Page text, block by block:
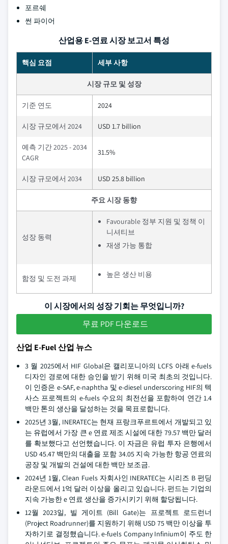
포르쉐
썬 파이어
산업용 E-연료 시장 보고서 특성
핵심 요점 세부 사항
시장 규모 및 성장
기준 연도 2024
시장 규모에서 2024 USD 1.7 billion
예측 기간 2025 - 2034
CAGR
31.5%
시장 규모에서 2034 USD 25.8 billion
주요 시장 동향
성장 동력
Favourable 정부 지원 및 정책 이
니셔티브
재생 가능 통합
함정 및 도전 과제 높은 생산 비용
이 시장에서의 성장 기회는 무엇입니까?
무료 PDF 다운로드
산업 E-Fuel 산업 뉴스
3 월 2025에서 HIF Global은 캘리포니아의 LCFS 아래 e-fuels
디자인 경로에 대한 승인을 받기 위해 미국 최초의 것입니다.
이 인증은 e-SAF, e-naphtha 및 e-diesel underscoring HIF의 텍
사스 프로젝트의 e-fuels 수요의 최전선을 포함하여 연간 1.4
백만 톤의 생산을 달성하는 것을 목표로합니다.
2025년 3월, INERATEC는 현재 프랑크푸르트에서 개발되고 있
는 유럽에서 가장 큰 e 연료 제조 시설에 대한 79.57 백만 달러
를 확보했다고 선언했습니다. 이 자금은 유럽 투자 은행에서
USD 45.47 백만의 대출을 포함 34.05 지속 가능한 항공 연료의
공장 및 개발의 건설에 대한 백만 보조금.
2024년 1월, Clean Fuels 자회사인 INERATEC는 시리즈 B 펀딩
라운드에서 1억 달러 이상을 올리고 있습니다. 펀드는 기업의
지속 가능한 e 연료 생산을 증가시키기 위해 할당됩니다.
12월 2023일, 빌 게이트 (Bill Gate)는 프로젝트 로드런너
(Project Roadrunner)를 지원하기 위해 USD 75 백만 이상을 투
자하기로 결정했습니다. e-fuels Company Infinium이 주도 한